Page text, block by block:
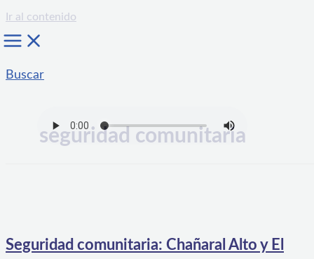
Ir al contenido
Buscar
seguridad comunitaria
Seguridad comunitaria: Chañaral Alto y El